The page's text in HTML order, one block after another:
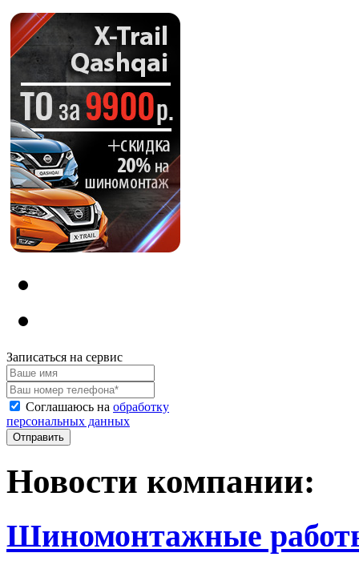
Записаться на сервис
Соглашаюсь на обработку
персональных данных
Новости компании:
Шиномонтажные